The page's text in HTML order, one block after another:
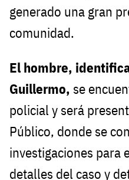
generado una gran
comunidad.
El hombre,
Guillermo, se
policial y será
Público, donde se
investigaciones para
detalles del caso y